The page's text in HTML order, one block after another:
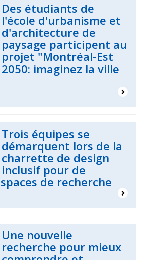
Des étudiants de
l'école d'urbanisme et
d'architecture de
paysage participent au
projet "Montréal-Est
2050: imaginez la ville
Trois équipes se
démarquent lors de la
charrette de design
inclusif pour de
de recherche
Une nouvelle
recherche pour mieux